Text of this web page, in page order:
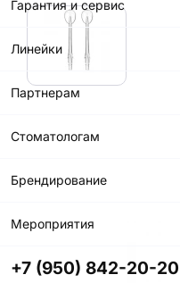
Гарантия и сервис
Линейки
Партнерам
Стоматологам
Брендирование
Мероприятия
+7 (950) 842-20-20